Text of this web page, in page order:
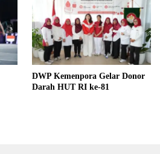
DWP Kemenpora Gelar Donor
Darah HUT RI ke-81